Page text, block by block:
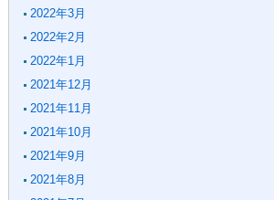
2022年3月
2022年2月
2022年1月
2021年12月
2021年11月
2021年10月
2021年9月
2021年8月